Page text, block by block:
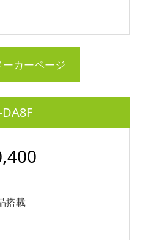
ーカーページ
DA8F
搭載